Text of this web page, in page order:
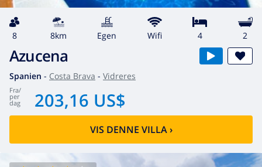
8 8km egen wifi 4 2
Azucena
Spanien - Costa Brava - Vidreres
fra/
per
dag 203,16 US$
VIS DENNE VILLA›